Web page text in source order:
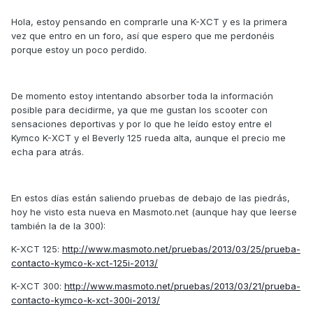
Hola, estoy pensando en comprarle una K-XCT y es la primera
vez que entro en un foro, así que espero que me perdonéis
porque estoy un poco perdido.
De momento estoy intentando absorber toda la información
posible para decidirme, ya que me gustan los scooter con
sensaciones deportivas y por lo que he leído estoy entre el
Kymco K-XCT y el Beverly 125 rueda alta, aunque el precio me
echa para atrás.
En estos días están saliendo pruebas de debajo de las piedrás,
hoy he visto esta nueva en Masmoto.net (aunque hay que leerse
también la de la 300):
K-XCT 125: http://www.masmoto.net/pruebas/2013/03/25/prueba-
contacto-kymco-k-xct-125i-2013/
K-XCT 300: http://www.masmoto.net/pruebas/2013/03/21/prueba-
contacto-kymco-k-xct-300i-2013/